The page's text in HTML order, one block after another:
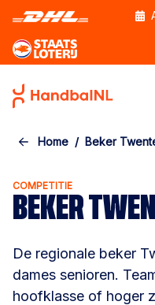
Skip to the main content
Home Beker
COMPETITIE
BEKER
De regionale beker
dames senioren.
hoofklasse of hoger